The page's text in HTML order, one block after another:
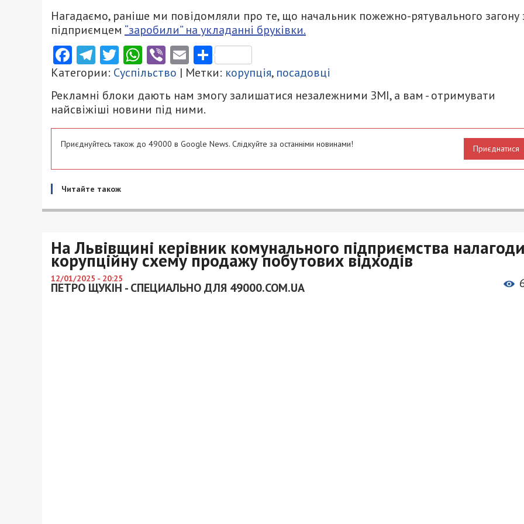
Нагадаємо, раніше ми повідомляли про те, що начальник пожежно-рятувального загону
підприємцем “заробили” на укладанні бруківки.
Facebook
Telegram
Twitter
WhatsApp
ViberEmailПоділитися
Категории: Суспільство | Метки: корупція, посадовці
Рекламні блоки дають нам змогу залишатися незалежними ЗМІ, а вам - отримувати
найсвіжіші новини під ними.
Приєднуйтесь також до 49000 в Google News. Слідкуйте за останніми новинами! Приєднатися
Читайте також
На Львівщині керівник комунального підприємства
корупційну схему продажу побутових відходів
12/01/2025 - 20:25
ПЕТРО ЩУКІН - СПЕЦИАЛЬНО ДЛЯ 49000.COM.UA